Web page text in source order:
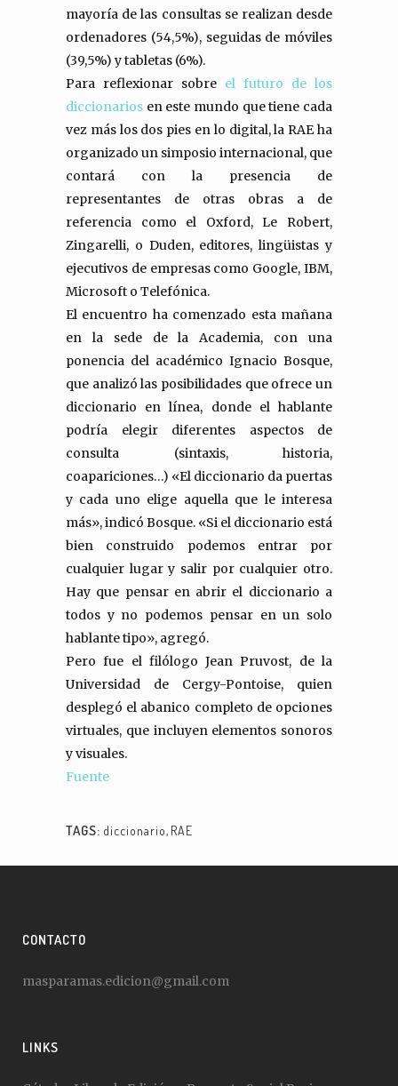
mayoría de las consultas se realizan desde
ordenadores (54,5%), seguidas de móviles
(39,5%) y tabletas (6%).
Para reflexionar sobre el futuro de los
diccionarios en este mundo que tiene cada
vez más los dos pies en lo digital, la RAE ha
organizado un simposio internacional, que
contará con la presencia de
representantes de otras obras a de
referencia como el Oxford, Le Robert,
Zingarelli, o Duden, editores, lingüistas y
ejecutivos de empresas como Google, IBM,
Microsoft o Telefónica.
El encuentro ha comenzado esta mañana
en la sede de la Academia, con una
ponencia del académico Ignacio Bosque,
que analizó las posibilidades que ofrece un
diccionario en línea, donde el hablante
podría elegir diferentes aspectos de
consulta (sintaxis, historia,
coapariciones…) «El diccionario da puertas
y cada uno elige aquella que le interesa
más», indicó Bosque. «Si el diccionario está
bien construido podemos entrar por
cualquier lugar y salir por cualquier otro.
Hay que pensar en abrir el diccionario a
todos y no podemos pensar en un solo
hablante tipo», agregó.
Pero fue el filólogo Jean Pruvost, de la
Universidad de Cergy-Pontoise, quien
desplegó el abanico completo de opciones
virtuales, que incluyen elementos sonoros
y visuales.
Fuente
TAGS: diccionario, RAE
CONTACTO
masparamas.edicion@gmail.com
LINKS